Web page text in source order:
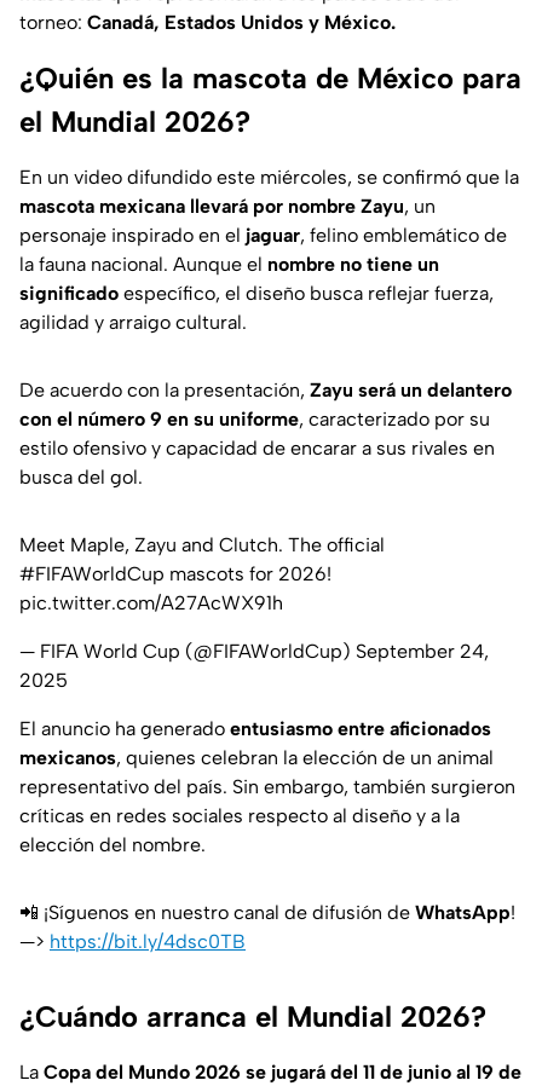
torneo: Canadá, Estados Unidos y México.
¿Quién es la mascota de México para
el Mundial 2026?
En un video difundido este miércoles, se confirmó que la
mascota mexicana llevará por nombre Zayu, un
personaje inspirado en el jaguar, felino emblemático de
la fauna nacional. Aunque el nombre no tiene un
significado específico, el diseño busca reflejar fuerza,
agilidad y arraigo cultural.
De acuerdo con la presentación, Zayu será un delantero
con el número 9 en su uniforme, caracterizado por su
estilo ofensivo y capacidad de encarar a sus rivales en
busca del gol.
Meet Maple, Zayu and Clutch. The official
#FIFAWorldCup mascots for 2026!
pic.twitter.com/A27AcWX91h
— FIFA World Cup (@FIFAWorldCup) September 24,
2025
El anuncio ha generado entusiasmo entre aficionados
mexicanos, quienes celebran la elección de un animal
representativo del país. Sin embargo, también surgieron
críticas en redes sociales respecto al diseño y a la
elección del nombre.
📲 ¡Síguenos en nuestro canal de difusión de WhatsApp!
—> https://bit.ly/4dsc0TB
¿Cuándo arranca el Mundial 2026?
La Copa del Mundo 2026 se jugará del 11 de junio al 19 de